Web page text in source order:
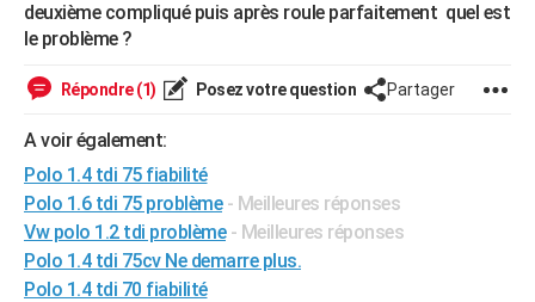
Guides de France
Escapades
Patrimoine
Expositions
Musées
Week-end nature
+LIFESTYLE
Art de vivre
Bien-être
Loisirs
Mode
Modes de vie
SANTE
Alimentation
Guide de la santé
Maladies
Médicaments
Sommeil
VOYAGE
Destinations
City break
Voyage nature
Voyage de noces
Forum
Climat
+PHOTO
GUIDES D'ACHAT
BONS PLANS
deuxième compliqué puis après roule parfaitement quel est
le problème ?
Répondre (1) Posez votre question Partager
A voir également:
Polo 1.4 tdi 75 fiabilité
Polo 1.6 tdi 75 problème - Meilleures réponses
Vw polo 1.2 tdi problème - Meilleures réponses
Polo 1.4 tdi 75cv Ne demarre plus.
Polo 1.4 tdi 70 fiabilité